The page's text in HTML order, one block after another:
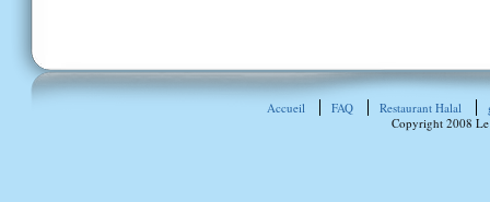
Accueil FAQ Restaurant Halal
Copyright 2008